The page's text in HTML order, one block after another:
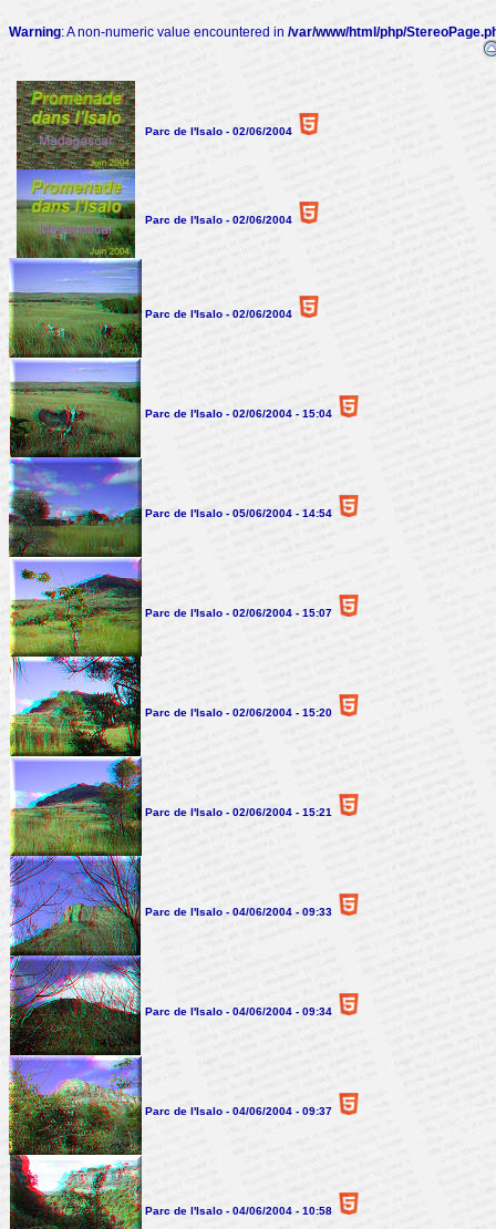
Warning: A non-numeric value encountered in /var/www/html/php/
Parc de l'Isalo - 02/06/2004
Parc de l'Isalo - 02/06/2004
Parc de l'Isalo - 02/06/2004
Parc de l'Isalo - 02/06/2004 - 15:04
Parc de l'Isalo - 05/06/2004 - 14:54
Parc de l'Isalo - 02/06/2004 - 15:07
Parc de l'Isalo - 02/06/2004 - 15:20
Parc de l'Isalo - 02/06/2004 - 15:21
Parc de l'Isalo - 04/06/2004 - 09:33
Parc de l'Isalo - 04/06/2004 - 09:34
Parc de l'Isalo - 04/06/2004 - 09:37
Parc de l'Isalo - 04/06/2004 - 10:58